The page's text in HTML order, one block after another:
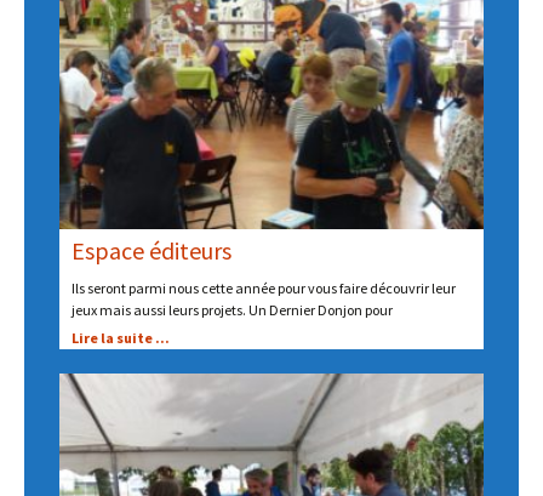
Espace éditeurs
Ils seront parmi nous cette année pour vous faire découvrir leur
jeux mais aussi leurs projets. Un Dernier Donjon pour
Lire la suite ...